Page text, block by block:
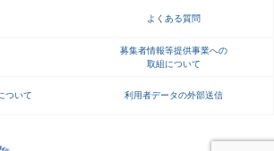
よくある質問
募集者情報等提供事業への
取組について
ついて 利用者データの外部送信